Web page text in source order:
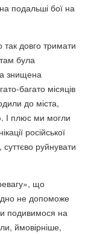
подальші бої на
довго тримати
була
знищена
багато місяців
до міста,
І плюс ми могли
російської
суттєво руйнувати
що
не допоможе
подивимося на
ймовірніше,